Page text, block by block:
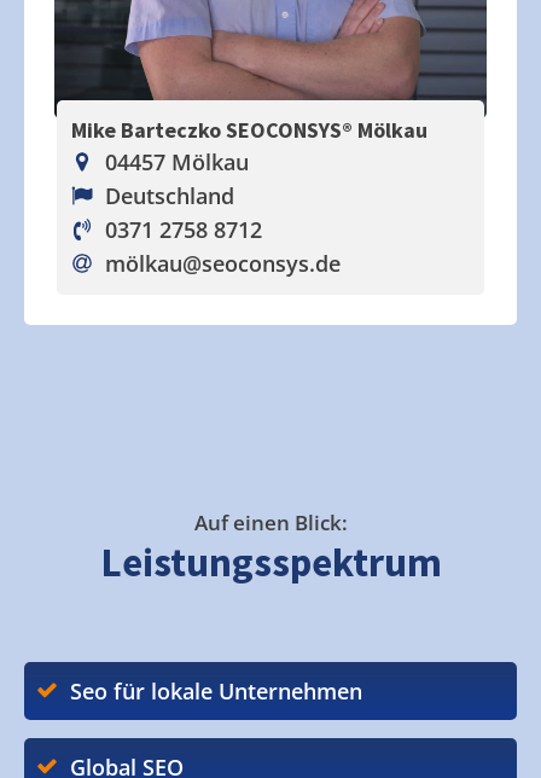
Mike Barteczko SEOCONSYS® Mölkau
04457 Mölkau
Deutschland
0371 2758 8712
mölkau@seoconsys.de
Auf einen Blick:
Leistungsspektrum
Seo für lokale Unternehmen
Global SEO